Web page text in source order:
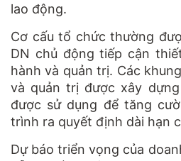
lao động.
Cơ cấu tổ chức thường
DN chủ động tiếp cận
hành và quản trị. Các
và quản trị được xây
được sử dụng để tăng
trình ra quyết định dài hạn
Dự báo triển vọng của